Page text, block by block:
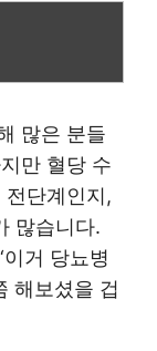
많은 분들
만 혈당 수
단계인지,
많습니다.
거 당뇨병
해보셨을 겁